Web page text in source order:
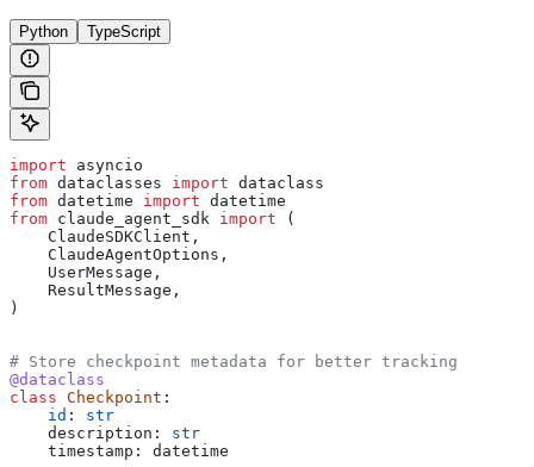
Python TypeScript
import asyncio
from dataclasses import dataclass
from datetime import datetime
from claude_agent_sdk import (
    ClaudeSDKClient,
    ClaudeAgentOptions,
    UserMessage,
    ResultMessage,
)
# Store checkpoint metadata for better tracking
@dataclass
class Checkpoint :
    id
: str
    description:
str
    timestamp: datetime